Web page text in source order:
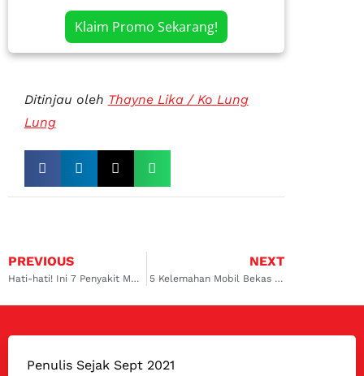
Klaim Promo Sekarang!
Ditinjau oleh Thayne Lika / Ko Lung
Lung
PREVIOUS
Hati-hati! Ini 7 Penyakit Mobil Bekas yang Wajib di Waspadai
NEXT
5 Kelemahan Mobil Bekas Banjir
Penulis Sejak Sept 2021